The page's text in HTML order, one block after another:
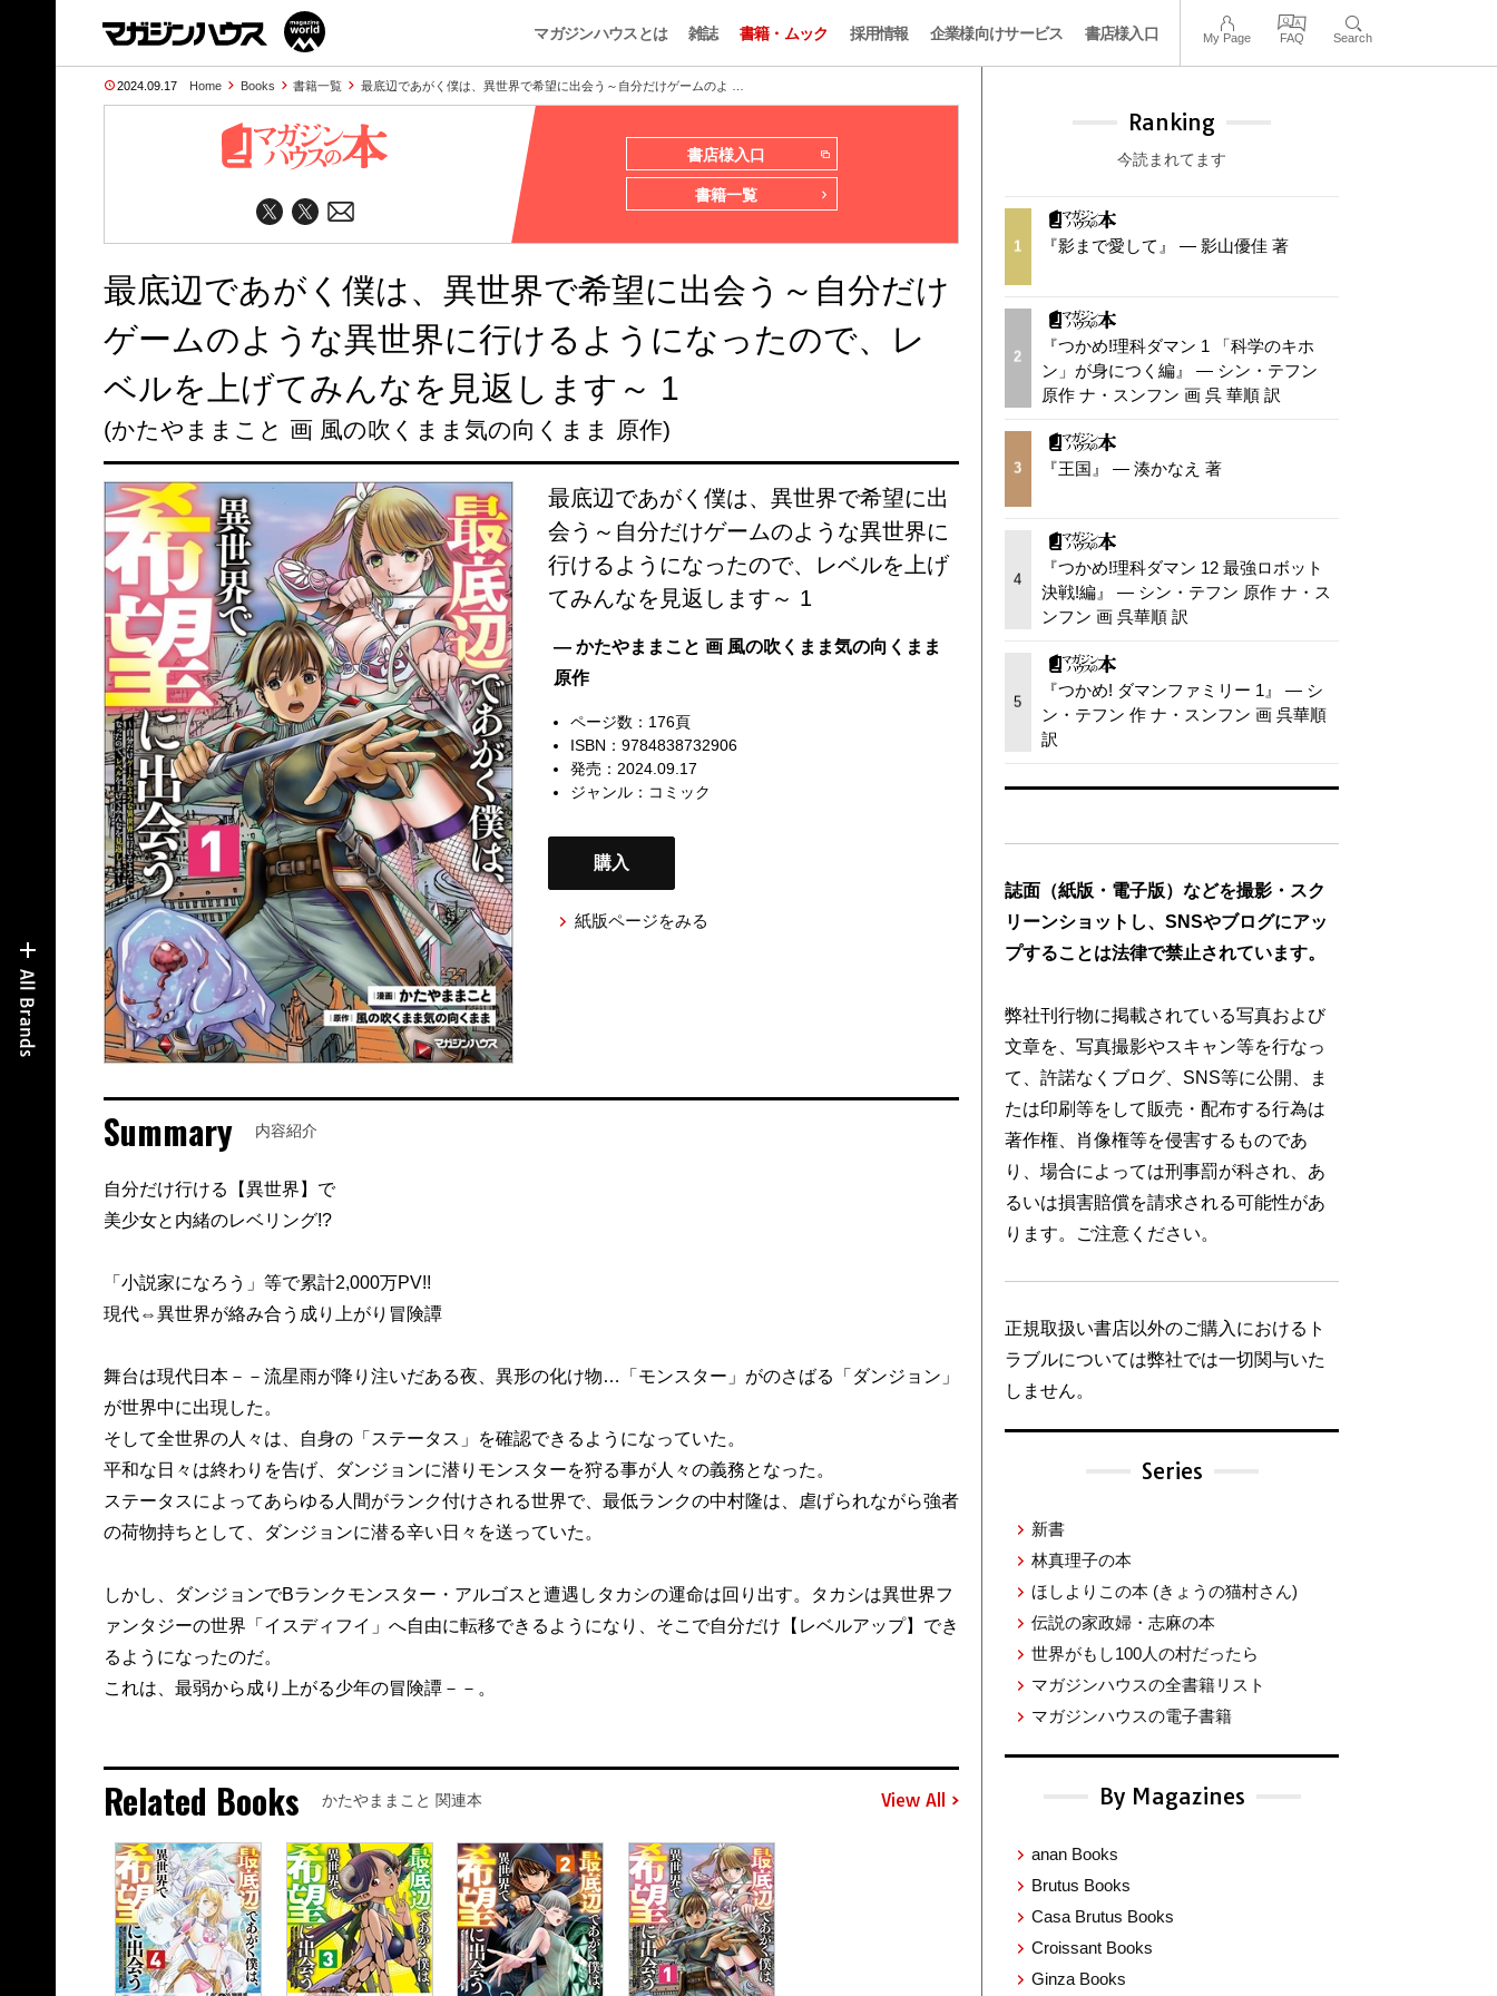
マガジンハウスとは 雑誌 書籍・ムック 採用情報 企業様向けサービス 書店様入口 My Page FAQ Search
2024.09.17 Home Books 書籍一覧 最底辺であがく僕は、異世界で希望に出会う～自分だけゲームのよ …
書店様入口
書籍一覧
最底辺であがく僕は、異世界で希望に出会う～自分だけ
ゲームのような異世界に行けるようになったので、レ
ベルを上げてみんなを見返します～ 1
(かたやままこと 画 風の吹くまま気の向くまま 原作)
最底辺であがく僕は、異世界で希望に出
会う～自分だけゲームのような異世界に
行けるようになったので、レベルを上げ
てみんなを見返します～ 1
— かたやままこと 画 風の吹くまま気の向くまま
原作
ページ数：176頁
ISBN：9784838732906
発売：2024.09.17
ジャンル： コミック
購入
紙版ページをみる
Summary 内容紹介
自分だけ行ける【異世界】で
美少女と内緒のレベリング!?
「小説家になろう」等で累計2,000万PV!!
現代⇔異世界が絡み合う成り上がり冒険譚
舞台は現代日本－－流星雨が降り注いだある夜、異形の化け物…「モンスター」がのさばる「ダンジョン」
が世界中に出現した。
そして全世界の人々は、自身の「ステータス」を確認できるようになっていた。
平和な日々は終わりを告げ、ダンジョンに潜りモンスターを狩る事が人々の義務となった。
ステータスによってあらゆる人間がランク付けされる世界で、最低ランクの中村隆は、虐げられながら強者
の荷物持ちとして、ダンジョンに潜る辛い日々を送っていた。
しかし、ダンジョンでBランクモンスター・アルゴスと遭遇しタカシの運命は回り出す。タカシは異世界フ
ァンタジーの世界「イスディフイ」へ自由に転移できるようになり、そこで自分だけ【レベルアップ】でき
るようになったのだ。
これは、最弱から成り上がる少年の冒険譚－－。
Related Books かたやままこと 関連本 View All
Ranking
今読まれてます
1 『影まで愛して』 — 影山優佳 著
2
『つかめ!理科ダマン 1 「科学のキホ
ン」が身につく編』 — シン・テフン
原作 ナ・スンフン 画 呉 華順 訳
3 『王国』 — 湊かなえ 著
4
『つかめ!理科ダマン 12 最強ロボット
決戦!編』 — シン・テフン 原作 ナ・ス
ンフン 画 呉華順 訳
5
『つかめ! ダマンファミリー 1』 — シ
ン・テフン 作 ナ・スンフン 画 呉華順
訳
誌面（紙版・電子版）などを撮影・スク
リーンショットし、SNSやブログにアッ
プすることは法律で禁止されています。
弊社刊行物に掲載されている写真および
文章を、写真撮影やスキャン等を行なっ
て、許諾なくブログ、SNS等に公開、ま
たは印刷等をして販売・配布する行為は
著作権、肖像権等を侵害するものであ
り、場合によっては刑事罰が科され、あ
るいは損害賠償を請求される可能性があ
ります。ご注意ください。
正規取扱い書店以外のご購入におけるト
ラブルについては弊社では一切関与いた
しません。
Series
新書
林真理子の本
ほしよりこの本 (きょうの猫村さん)
伝説の家政婦・志麻の本
世界がもし100人の村だったら
マガジンハウスの全書籍リスト
マガジンハウスの電子書籍
By Magazines
anan Books
Brutus Books
Casa Brutus Books
Croissant Books
Ginza Books